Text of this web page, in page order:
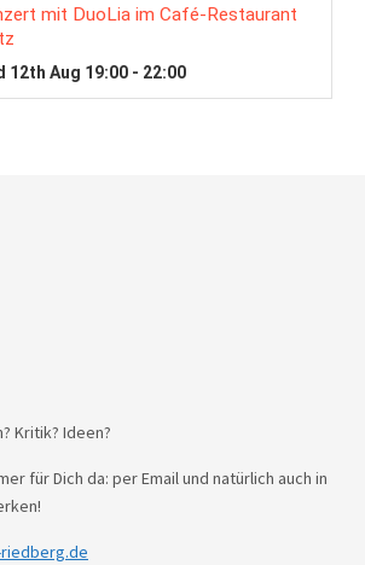
Kritik? Ideen?
für Dich da: per Email und natürlich auch in
riedberg.de